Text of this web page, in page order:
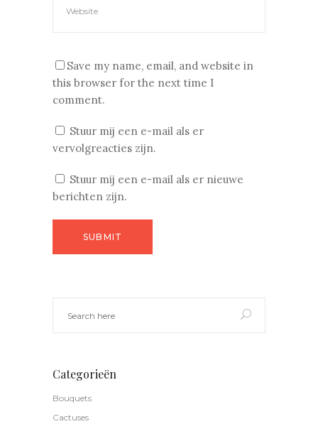
Save my name, email, and website in
this browser for the next time I
comment.
Stuur mij een e-mail als er
vervolgreacties zijn.
Stuur mij een e-mail als er nieuwe
berichten zijn.
Categorieën
Bouquets
Cactuses